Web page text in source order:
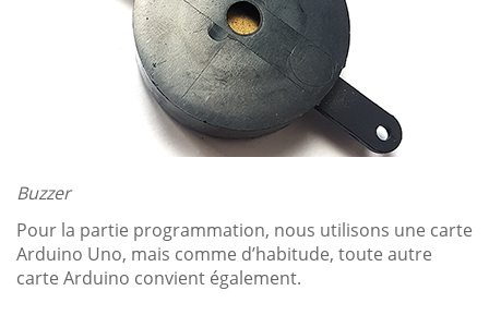
Buzzer
Pour la partie programmation, nous utilisons une carte
Arduino Uno, mais comme d’habitude, toute autre
carte Arduino convient également.